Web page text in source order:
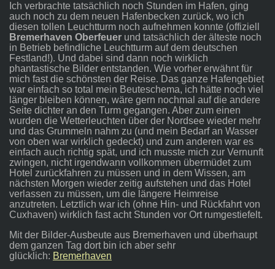
Ich verbrachte tatsächlich noch Stunden im Hafen, ging
auch noch zu dem neuen Hafenbecken zurück, wo ich
diesen tollen Leuchtturm noch aufnehmen konnte (offiziell
Bremerhaven Oberfeuerund tatsächlich der älteste noch
in Betrieb befindliche Leuchtturm auf dem deutschen
Festland!). Und dabei sind dann noch wirklich
phantastische Bilder entstanden. Wie vorher erwähnt für
mich fast die schönsten der Reise. Das ganze Hafengebiet
war einfach so total mein Beuteschema, ich hätte noch viel
länger bleiben können, wäre gern nochmal auf die andere
Seite dichter an den Turm gegangen. Aber zum einen
wurden die Wetterleuchten über der Nordsee wieder mehr
und das Grummeln nahm zu (und mein Bedarf an Wasser
von oben war wirklich gedeckt) und zum anderen war es
einfach auch richtig spät, und ich musste mich zur Vernunft
zwingen, nicht irgendwann vollkommen übermüdet zum
Hotel zurückfahren zu müssen und in dem Wissen, am
nächsten Morgen wieder zeitig aufstehen und das Hotel
verlassen zu müssen, um die längere Heimreise
anzutreten. Letztlich war ich (ohne Hin- und Rückfahrt von
Cuxhaven) wirklich fast acht Stunden vor Ort rumgestiefelt.
Mit der Bilder-Ausbeute aus Bremerhaven und überhaupt
dem ganzen Tag dort bin ich aber sehr
glücklich: Bremerhaven